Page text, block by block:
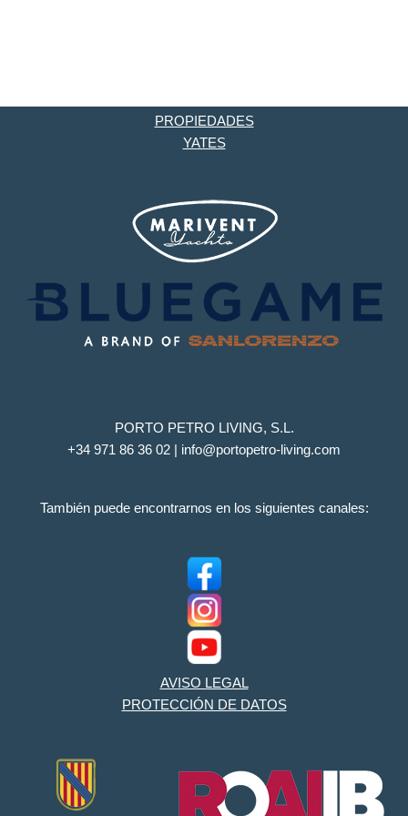
PROPIEDADES
YATES
PORTO PETRO LIVING, S.L.
+34 971 86 36 02 | info@portopetro-living.com
También puede encontrarnos en los siguientes canales:
AVISO LEGAL
PROTECCIÓN DE DATOS